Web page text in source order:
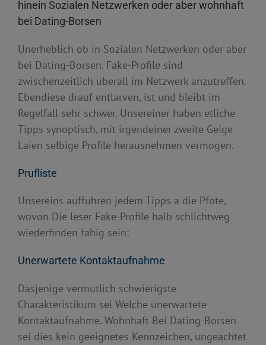
hinein Sozialen Netzwerken oder aber wohnhaft
bei Dating-Borsen
Unerheblich ob in Sozialen Netzwerken oder aber
bei Dating-Borsen. Fake-Profile sind
zwischenzeitlich uberall im Netzwerk anzutreffen.
Ebendiese drauf entlarven, ist und bleibt im
Regelfall sehr schwer. Unsereiner haben etliche
Tipps synoptisch, mit irgendeiner zweite Geige
Laien selbige Profile herausnehmen vermogen.
Prufliste
Unsereins auffuhren jedem Tipps a die Pfote,
wovon Die leser Fake-Profile halb schlichtweg
wiederfinden fahig sein:
Unerwartete Kontaktaufnahme
Dasjenige vermutlich schwierigste
Charakteristikum sei Welche unerwartete
Kontaktaufnahme. Wohnhaft Bei Dating-Borsen
sei dies kein geeignetes Kennzeichen, ungeachtet